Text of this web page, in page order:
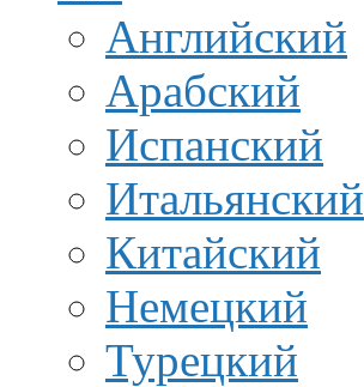
Английский
Арабский
Испанский
Итальянский
Китайский
Немецкий
Турецкий